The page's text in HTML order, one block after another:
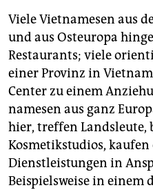
Viele Vietnamesen aus
und aus Osteuropa
Restaurants; viele
einer Provinz in
Center zu einem
namesen aus ganz
hier, treffen Landsleute,
Kosmetikstudios,
Dienstleistungen in
Beispielsweise in einem